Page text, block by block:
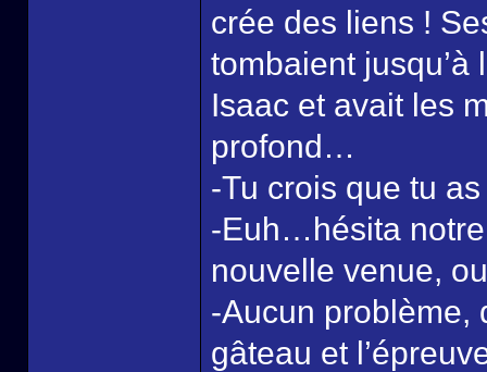
crée des liens !
tombaient
Isaac et avait les
profond…
-Tu crois que tu
-Euh…hésita
nouvelle venue,
-Aucun problème,
gâteau et